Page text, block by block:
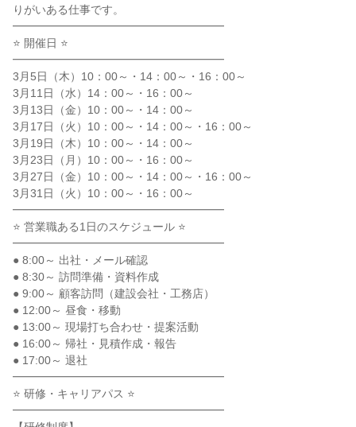
りがいある仕事です。
━━━━━━━━━━━━━━━━━━━
⭐ 開催日 ⭐
━━━━━━━━━━━━━━━━━━━
3月5日（木）10：00～・14：00～・16：00～
3月11日（水）14：00～・16：00～
3月13日（金）10：00～・14：00～
3月17日（火）10：00～・14：00～・16：00～
3月19日（木）10：00～・14：00～
3月23日（月）10：00～・16：00～
3月27日（金）10：00～・14：00～・16：00～
3月31日（火）10：00～・16：00～
━━━━━━━━━━━━━━━━━━━
⭐ 営業職ある1日のスケジュール ⭐
━━━━━━━━━━━━━━━━━━━
● 8:00～ 出社・メール確認
● 8:30～ 訪問準備・資料作成
● 9:00～ 顧客訪問（建設会社・工務店）
● 12:00～ 昼食・移動
● 13:00～ 現場打ち合わせ・提案活動
● 16:00～ 帰社・見積作成・報告
● 17:00～ 退社
━━━━━━━━━━━━━━━━━━━
⭐ 研修・キャリアパス ⭐
━━━━━━━━━━━━━━━━━━━